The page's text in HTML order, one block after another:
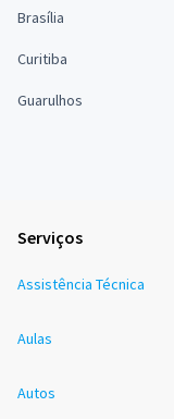
Brasília
Curitiba
Guarulhos
Serviços
Assistência Técnica
Aulas
Autos